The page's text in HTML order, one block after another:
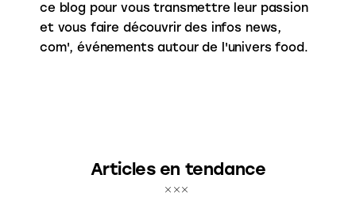
ce blog pour vous transmettre leur passion
et vous faire découvrir des infos news,
com', événements autour de l'univers food.
Articles en tendance